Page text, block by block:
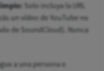
Solo incluya la URL
un vídeo de YouTube no
de SoundCloud). Nunca
a una persona o